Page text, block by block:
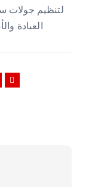
لتنظيم جولات
العبادة